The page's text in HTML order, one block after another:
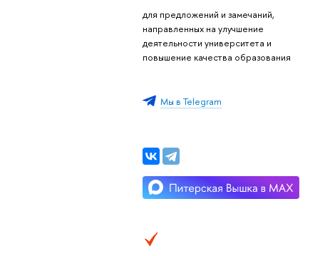
для предложений и замечаний,
направленных на улучшение
деятельности университета и
повышение качества образования
Мы в Telegram